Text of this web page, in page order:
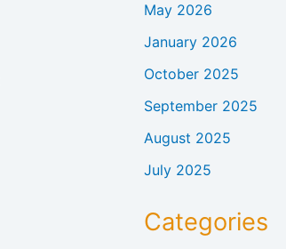
May 2026
January 2026
October 2025
September 2025
August 2025
July 2025
Categories